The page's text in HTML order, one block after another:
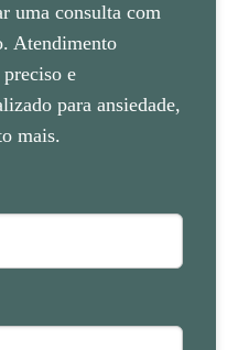
uma consulta com
Atendimento
e
para ansiedade,
mais.